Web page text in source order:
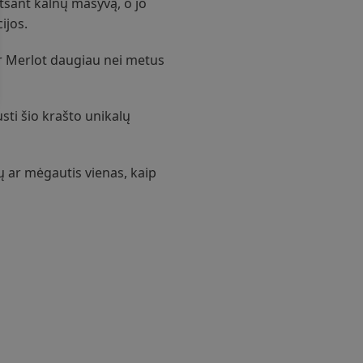
daugiau nei metus
šio krašto unikalų
mėgautis vienas, kaip